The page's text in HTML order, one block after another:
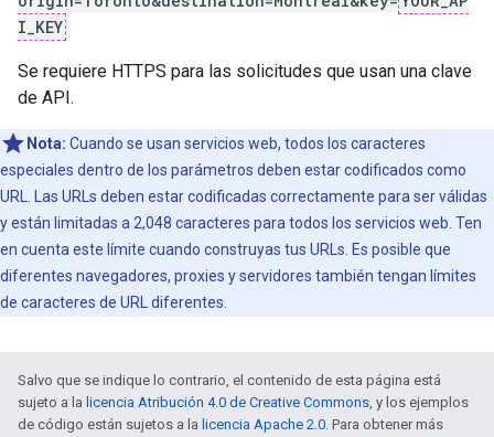
I_KEY
Se requiere HTTPS para las solicitudes que usan una clave
de API.
Nota: Cuando se usan servicios web, todos los caracteres
especiales dentro de los parámetros deben estar codificados como
URL. Las URLs deben estar codificadas correctamente para ser válidas
y están limitadas a 2,048 caracteres para todos los servicios web. Ten
en cuenta este límite cuando construyas tus URLs. Es posible que
diferentes navegadores, proxies y servidores también tengan límites
de caracteres de URL diferentes.
Salvo que se indique lo contrario, el contenido de esta página está
sujeto a la licencia Atribución 4.0 de Creative Commons, y los ejemplos
de código están sujetos a la licencia Apache 2.0. Para obtener más